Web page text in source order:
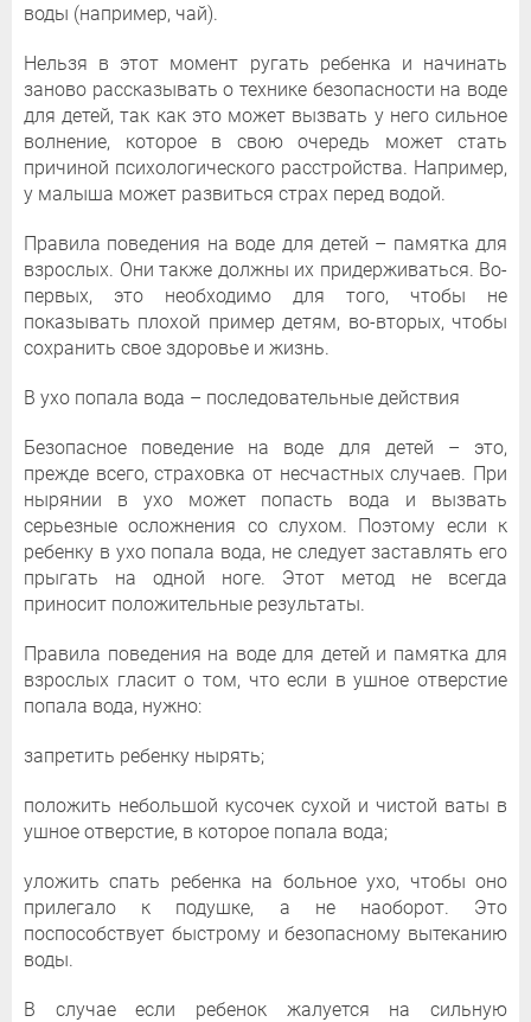
воды (например, чай).
Нельзя в этот момент ругать ребенка и начинать
заново рассказывать о технике безопасности на воде
для детей, так как это может вызвать у него сильное
волнение, которое в свою очередь может стать
причиной психологического расстройства. Например,
у малыша может развиться страх перед водой.
Правила поведения на воде для детей – памятка для
взрослых. Они также должны их придерживаться. Во-
первых, это необходимо для того, чтобы не
показывать плохой пример детям, во-вторых, чтобы
сохранить свое здоровье и жизнь.
В ухо попала вода – последовательные действия
Безопасное поведение на воде для детей – это,
прежде всего, страховка от несчастных случаев. При
нырянии в ухо может попасть вода и вызвать
серьезные осложнения со слухом. Поэтому если к
ребенку в ухо попала вода, не следует заставлять его
прыгать на одной ноге. Этот метод не всегда
приносит положительные результаты.
Правила поведения на воде для детей и памятка для
взрослых гласит о том, что если в ушное отверстие
попала вода, нужно:
запретить ребенку нырять;
положить небольшой кусочек сухой и чистой ваты в
ушное отверстие, в которое попала вода;
уложить спать ребенка на больное ухо, чтобы оно
прилегало к подушке, а не наоборот. Это
поспособствует быстрому и безопасному вытеканию
воды.
В случае если ребенок жалуется на сильную